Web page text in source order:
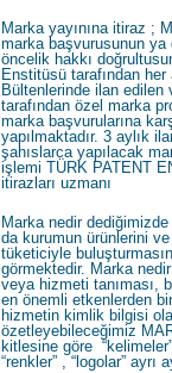
Marka yayınına itiraz ;
marka başvurusunun
öncelik hakkı
Enstitüsü tarafından
Bültenlerinde ilan edilen
tarafından özel marka
marka başvurularına
yapılmaktadır. 3 aylık
şahıslarca yapılacak
işlemi TÜRK PATENT
itirazları uzmanı
Marka nedir
da kurumun ürünlerini
tüketiciyle
görmektedir. Marka
veya hizmeti tanıması,
en önemli etkenlerden
hizmetin kimlik bilgisi
özetleyebileceğimiz
kitlesine göre
“renkler” , “logolar” ayrı